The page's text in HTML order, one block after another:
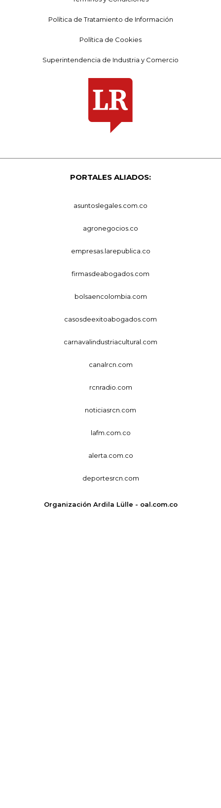
Política de Tratamiento de Información
Política de Cookies
Superintendencia de Industria y Comercio
PORTALES ALIADOS:
asuntoslegales.com.co
agronegocios.co
empresas.larepublica.co
firmasdeabogados.com
bolsaencolombia.com
casosdeexitoabogados.com
carnavalindustriacultural.com
canalrcn.com
rcnradio.com
noticiasrcn.com
lafm.com.co
alerta.com.co
deportesrcn.com
Organización Ardila Lülle - oal.com.co